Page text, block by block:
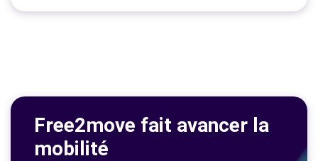
Free2move fait avancer la
mobilité